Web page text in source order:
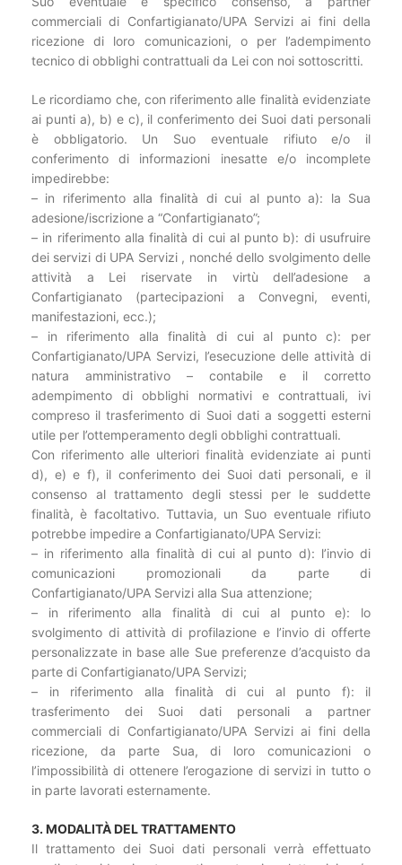
commerciali di Confartigianato/UPA Servizi ai fini della
ricezione di loro comunicazioni, o per l’adempimento
tecnico di obblighi contrattuali da Lei con noi sottoscritti.
Le ricordiamo che, con riferimento alle finalità evidenziate
ai punti a), b) e c), il conferimento dei Suoi dati personali
è obbligatorio. Un Suo eventuale rifiuto e/o il
conferimento di informazioni inesatte e/o incomplete
impedirebbe:
– in riferimento alla finalità di cui al punto a): la Sua
adesione/iscrizione a “Confartigianato”;
– in riferimento alla finalità di cui al punto b): di usufruire
dei servizi di UPA Servizi , nonché dello svolgimento delle
attività a Lei riservate in virtù dell’adesione a
Confartigianato (partecipazioni a Convegni, eventi,
manifestazioni, ecc.);
– in riferimento alla finalità di cui al punto c): per
Confartigianato/UPA Servizi, l’esecuzione delle attività di
natura amministrativo – contabile e il corretto
adempimento di obblighi normativi e contrattuali, ivi
compreso il trasferimento di Suoi dati a soggetti esterni
utile per l’ottemperamento degli obblighi contrattuali.
Con riferimento alle ulteriori finalità evidenziate ai punti
d), e) e f), il conferimento dei Suoi dati personali, e il
consenso al trattamento degli stessi per le suddette
finalità, è facoltativo. Tuttavia, un Suo eventuale rifiuto
potrebbe impedire a Confartigianato/UPA Servizi:
– in riferimento alla finalità di cui al punto d): l’invio di
comunicazioni promozionali da parte di
Confartigianato/UPA Servizi alla Sua attenzione;
– in riferimento alla finalità di cui al punto e): lo
svolgimento di attività di profilazione e l’invio di offerte
personalizzate in base alle Sue preferenze d’acquisto da
parte di Confartigianato/UPA Servizi;
– in riferimento alla finalità di cui al punto f): il
trasferimento dei Suoi dati personali a partner
commerciali di Confartigianato/UPA Servizi ai fini della
ricezione, da parte Sua, di loro comunicazioni o
l’impossibilità di ottenere l’erogazione di servizi in tutto o
in parte lavorati esternamente.
3. MODALITÀ DEL TRATTAMENTO
Il trattamento dei Suoi dati personali verrà effettuato